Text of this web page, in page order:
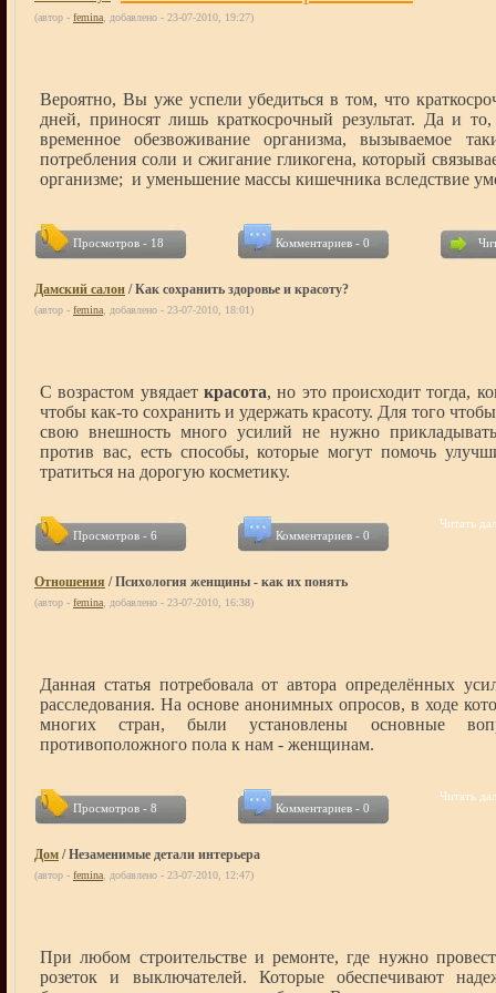
(автор - femina , добавлено - 23-07-2010, 19:27)
Вероятно, Вы уже успели убедиться в том, что
дней, приносят лишь краткосрочный результат. Да и
временное обезвоживание организма, вызываемое
потребления соли и сжигание гликогена, который
организме; и уменьшение массы кишечника вследствие
Просмотров - 18 Комментариев - 0
Дамский салон / Как сохранить здоровье и красоту?
(автор - femina , добавлено - 23-07-2010, 18:01)
С возрастом увядает красота, но это происходит тогда,
чтобы как-то сохранить и удержать красоту. Для того
свою внешность много усилий не нужно
против вас, есть способы, которые могут помочь
тратиться на дорогую косметику.
Просмотров - 6 Комментариев - 0
Читать
Отношения / Психология женщины - как их понять
(автор - femina , добавлено - 23-07-2010, 16:38)
Данная статья потребовала от автора определённых
расследования. На основе анонимных опросов, в ходе
многих стран, были установлены основные
противоположного пола к нам - женщинам.
Просмотров - 8 Комментариев - 0
Читать
Дом / Незаменимые детали интерьера
(автор - femina , добавлено - 23-07-2010, 12:47)
При любом строительстве и ремонте, где нужно
розеток и выключателей. Которые обеспечивают